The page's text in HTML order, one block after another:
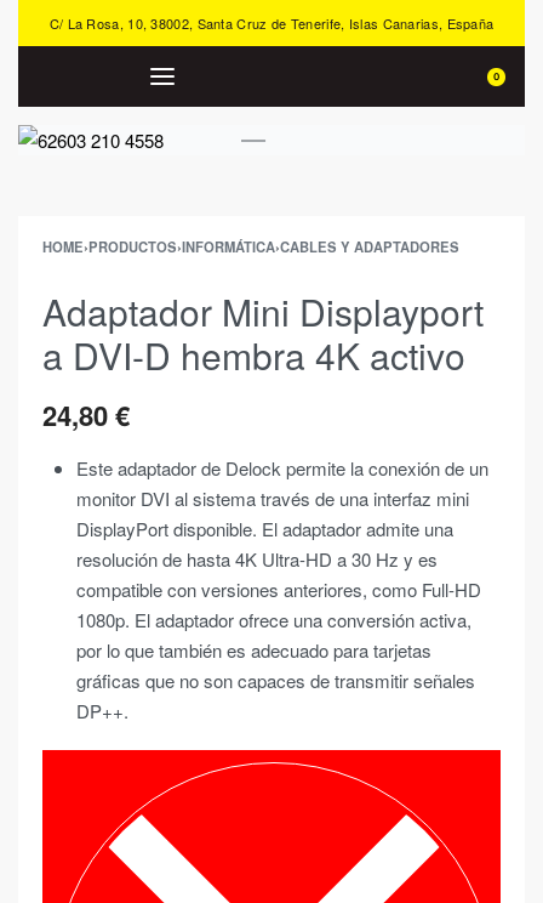
C/ La Rosa, 10, 38002, Santa Cruz de Tenerife, Islas Canarias, España
0
HOME›PRODUCTOS›INFORMÁTICA›CABLES Y ADAPTADORES
Adaptador Mini Displayport
a DVI-D hembra 4K activo
24,80€
Este adaptador de Delock permite la conexión de un
monitor DVI al sistema través de una interfaz mini
DisplayPort disponible. El adaptador admite una
resolución de hasta 4K Ultra-HD a 30 Hz y es
compatible con versiones anteriores, como Full-HD
1080p. El adaptador ofrece una conversión activa,
por lo que también es adecuado para tarjetas
gráficas que no son capaces de transmitir señales
DP++.